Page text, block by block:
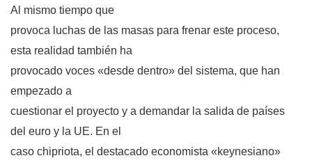
Al mismo tiempo que
provoca luchas de las masas para frenar este proceso,
esta realidad también ha
provocado voces «desde dentro» del sistema, que han
empezado a
cuestionar el proyecto y a demandar la salida de países
del euro y la UE. En el
caso chipriota, el destacado economista «keynesiano»